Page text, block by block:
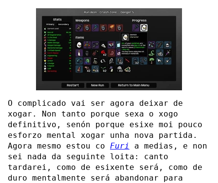
O complicado vai ser agora deixar de
xogar. Non tanto porque sexa o xogo
definitivo, senón porque esixe moi pouco
esforzo mental xogar unha nova partida.
Agora mesmo estou co Furi
a medias, e non
sei nada da seguinte loita: canto
tardarei, como de esixente será, como de
duro mentalmente será abandonar para